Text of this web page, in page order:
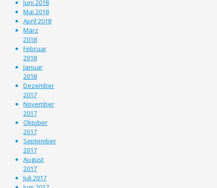
Juni 2018
Mai 2018
April 2018
März
2018
Februar
2018
Januar
2018
Dezember
2017
November
2017
Oktober
2017
September
2017
August
2017
Juli 2017